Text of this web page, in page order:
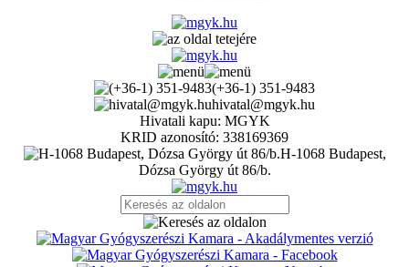
(+36-1) 351-9483
hivatal@mgyk.hu
Hivatali kapu: MGYK
KRID azonosító: 338169369
H-1068 Budapest,
Dózsa György út 86/b.